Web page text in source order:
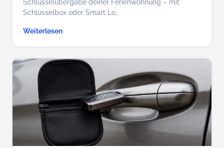
Schlüsselübergabe deiner Ferienwohnung – mit
Schlüsselbox oder Smart Lo…
Weiterlesen